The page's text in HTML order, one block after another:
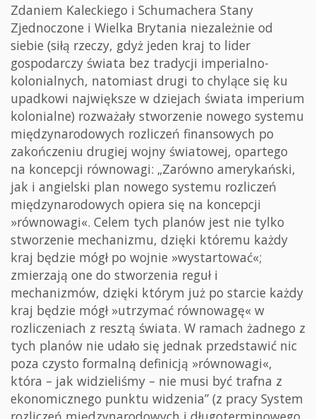
Zdaniem Kaleckiego i Schumachera Stany
Zjednoczone i Wielka Brytania niezależnie od
siebie (siłą rzeczy, gdyż jeden kraj to lider
gospodarczy świata bez tradycji imperialno-
kolonialnych, natomiast drugi to chylące się ku
upadkowi największe w dziejach świata imperium
kolonialne) rozważały stworzenie nowego systemu
międzynarodowych rozliczeń finansowych po
zakończeniu drugiej wojny światowej, opartego
na koncepcji równowagi: „Zarówno amerykański,
jak i angielski plan nowego systemu rozliczeń
międzynarodowych opiera się na koncepcji
»równowagi«. Celem tych planów jest nie tylko
stworzenie mechanizmu, dzięki któremu każdy
kraj będzie mógł po wojnie »wystartować«;
zmierzają one do stworzenia reguł i
mechanizmów, dzięki którym już po starcie każdy
kraj będzie mógł »utrzymać równowagę« w
rozliczeniach z resztą świata. W ramach żadnego z
tych planów nie udało się jednak przedstawić nic
poza czysto formalną definicją »równowagi«,
która – jak widzieliśmy – nie musi być trafna z
ekonomicznego punktu widzenia” (z pracy System